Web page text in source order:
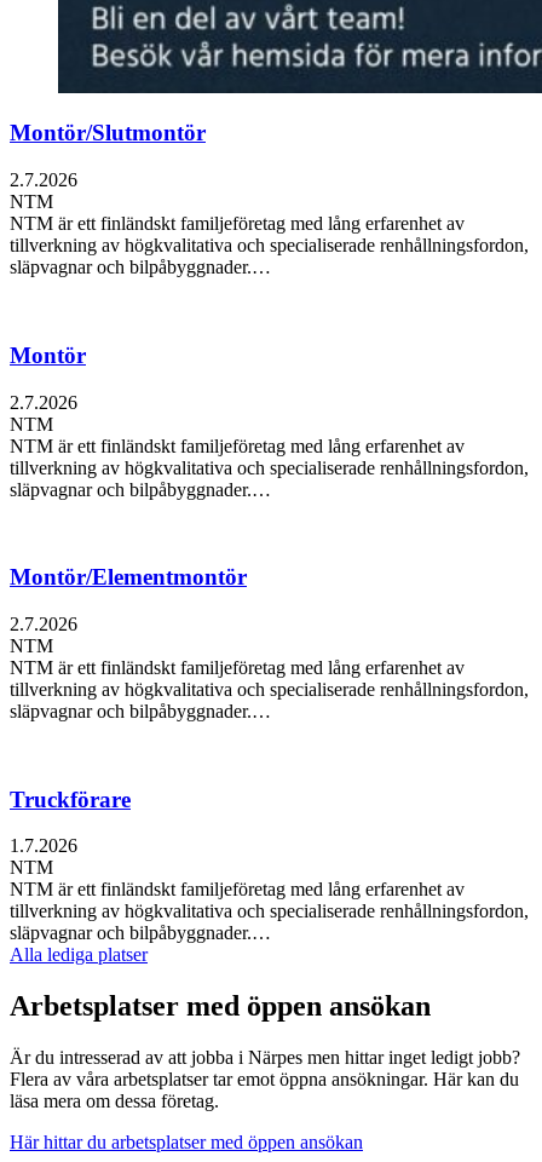
Montör/Slutmontör
2.7.2026
NTM
NTM är ett finländskt familjeföretag med lång erfarenhet av
tillverkning av högkvalitativa och specialiserade renhållningsfordon,
släpvagnar och bilpåbyggnader.…
Montör
2.7.2026
NTM
NTM är ett finländskt familjeföretag med lång erfarenhet av
tillverkning av högkvalitativa och specialiserade renhållningsfordon,
släpvagnar och bilpåbyggnader.…
Montör/Elementmontör
2.7.2026
NTM
NTM är ett finländskt familjeföretag med lång erfarenhet av
tillverkning av högkvalitativa och specialiserade renhållningsfordon,
släpvagnar och bilpåbyggnader.…
Truckförare
1.7.2026
NTM
NTM är ett finländskt familjeföretag med lång erfarenhet av
tillverkning av högkvalitativa och specialiserade renhållningsfordon,
släpvagnar och bilpåbyggnader.…
Alla lediga platser
Arbetsplatser med öppen ansökan
Är du intresserad av att jobba i Närpes men hittar inget ledigt jobb?
Flera av våra arbetsplatser tar emot öppna ansökningar. Här kan du
läsa mera om dessa företag.
Här hittar du arbetsplatser med öppen ansökan